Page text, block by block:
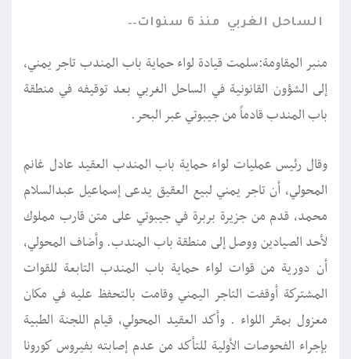
الساحل الغربي منذ 6 سنوات
منبر المقاومة:سلمت قيادة لواء حماية باب المندب تاجر يمني،
إلى الشؤون القانونية في الساحل الغربي بعد توقيفه في منطقة
باب المندب قادماً من جيبوتي عبر البحر.
وقال رئيس عمليات لواء حماية باب المندب العقيد عادل غانم
المحولي، أن تاجر يمني لبيع العقيق يدعى إسماعيل عبدالسلام
محمد، قدم من جزيرة بربرة في جيبوتي على متن قارب مملوك
لأحد الصيادين ووصل إلى منطقة باب المندب. وأضاف المحولي،
أن دورية من قوات لواء حماية باب المندب التابعة للقوات
المشتركة أوقفت التاجر اليمني وقامت بالتحفظ عليه في مكان
معزول بمقر اللواء . وأكد العقيد المحولي، قيام اللجنة الطبية
بإجراء الفحوصات الأولية للتأكد من عدم إصابته بفيروس كورونا